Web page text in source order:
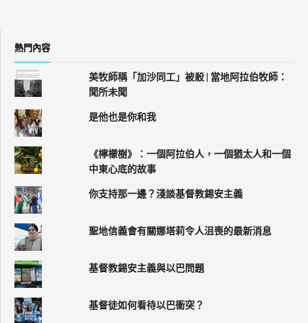
熱門內容
美牧師稱「加沙同工」被殺 | 當地阿拉伯牧師：
聞所未聞
是他也是你和我
《檸檬樹》：一個阿拉伯人，一個猶太人和一個
中東心底的故事
你支持那一邊？淺談基督教錫安主義
聖地信義會有關娜塔莉令人沮喪的最新消息
基督教錫安主義與以巴問題
基督徒如何看待以巴衝突？